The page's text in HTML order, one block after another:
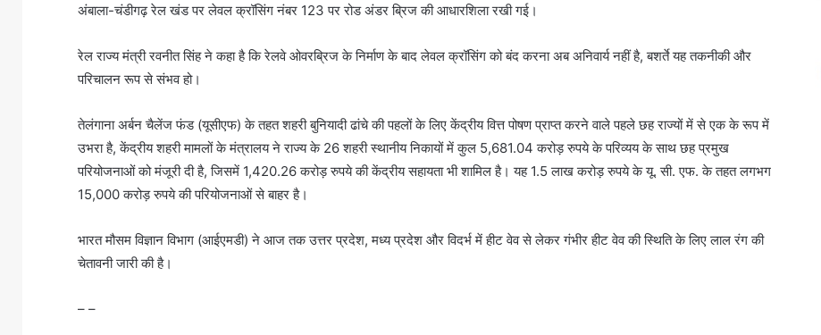
अंबाला-चंडीगढ़ रेल खंड पर लेवल क्रॉसिंग नंबर 123 पर रोड अंडर ब्रिज की आधारशिला रखी गई।
रेल राज्य मंत्री रवनीत सिंह ने कहा है कि रेलवे ओवरब्रिज के निर्माण के बाद लेवल क्रॉसिंग को बंद करना अब अनिवार्य नहीं है, बशर्ते यह तकनीकी और
परिचालन रूप से संभव हो।
तेलंगाना अर्बन चैलेंज फंड (यूसीएफ) के तहत शहरी बुनियादी ढांचे की पहलों के लिए केंद्रीय वित्त पोषण प्राप्त करने वाले पहले छह राज्यों में से एक के रूप में
उभरा है, केंद्रीय शहरी मामलों के मंत्रालय ने राज्य के 26 शहरी स्थानीय निकायों में कुल 5,681.04 करोड़ रुपये के परिव्यय के साथ छह प्रमुख
परियोजनाओं को मंजूरी दी है, जिसमें 1,420.26 करोड़ रुपये की केंद्रीय सहायता भी शामिल है। यह 1.5 लाख करोड़ रुपये के यू. सी. एफ. के तहत लगभग
15,000 करोड़ रुपये की परियोजनाओं से बाहर है।
भारत मौसम विज्ञान विभाग (आईएमडी) ने आज तक उत्तर प्रदेश, मध्य प्रदेश और विदर्भ में हीट वेव से लेकर गंभीर हीट वेव की स्थिति के लिए लाल रंग की
चेतावनी जारी की है।
– –